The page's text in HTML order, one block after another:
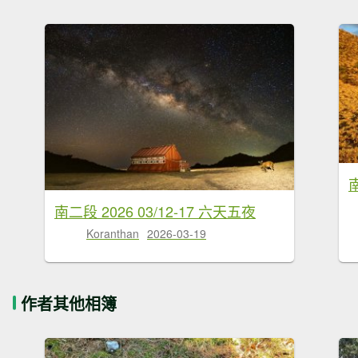
南二段 2026 03/12-17 六天五夜
Koranthan 2026-03-19
作者其他相簿